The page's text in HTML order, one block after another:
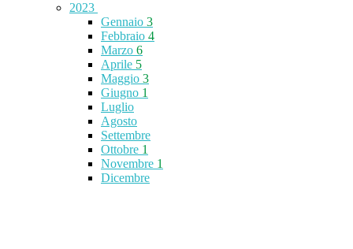
2023
Gennaio 3
Febbraio 4
Marzo 6
Aprile 5
Maggio 3
Giugno 1
Luglio
Agosto
Settembre
Ottobre 1
Novembre 1
Dicembre